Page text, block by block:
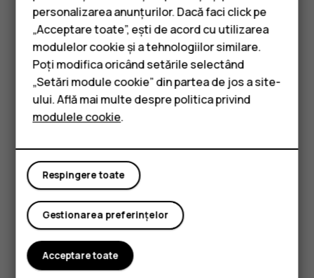
Smartphone-uri
Telefoane clasice
Accesorii
Tablete
mobilă din setările telefonului.
Metoda de poziționare prin Wi-Fi îmbunătățește precizia
poziționării atunci când semnalele satelit nu sunt
disponibile, în special în interior sau între clădiri înalte. Dacă
vă aflați într-un loc în care utilizarea conexiunii Wi-Fi este
restricționată, puteți dezactiva funcția Wi-Fi din setările
telefonului.
Activat.
Considerați utile aceste informații?
personalizarea anunțurilor. Dacă faci click pe
„Acceptare toate”, ești de acord cu utilizarea
modulelor cookie și a tehnologiilor similare.
Poți modifica oricând setările selectând
„Setări module cookie” din partea de jos a site-
ului. Află mai multe despre politica privind
modulele cookie.
Respingere toate
Gestionarea preferințelor
Acceptare toate